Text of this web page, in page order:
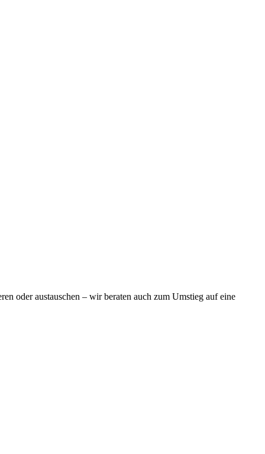
oder austauschen – wir beraten auch zum Umstieg auf eine